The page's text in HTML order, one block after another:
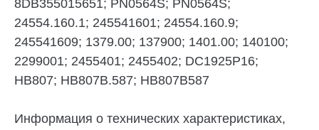
8DB355015651; PN0564S; PN0564S;
24554.160.1; 245541601; 24554.160.9;
245541609; 1379.00; 137900; 1401.00; 140100;
2299001; 2455401; 2455402; DC1925P16;
HB807; HB807B.587; HB807B587
Информация о технических характеристиках,